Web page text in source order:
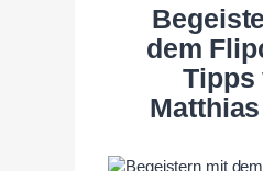
dem
Tipps